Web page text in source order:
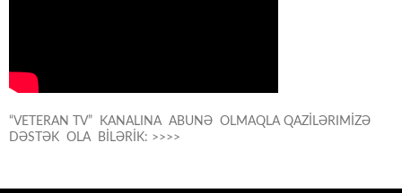
“VETERAN TV” KANALINA ABUNƏ OLMAQLA QAZİLƏRIMİZƏ
DƏSTƏK OLA BİLƏRİK: >>>>